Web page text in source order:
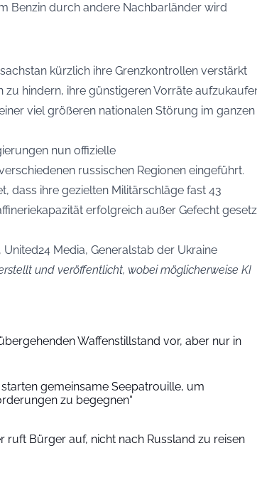
Benzin durch andere Nachbarländer wird
kürzlich ihre Grenzkontrollen verstärkt
hindern, ihre günstigeren Vorräte
viel größeren nationalen Störung im ganzen
nun offizielle
russischen Regionen eingeführt.
dass ihre gezielten Militärschläge fast 43
erfolgreich außer Gefecht
Media, Generalstab der Ukraine
und veröffentlicht, wobei möglicherweise KI
Waffenstillstand vor, aber nur in
gemeinsame Seepatrouille, um
zu begegnen“
ruft Bürger auf, nicht nach Russland zu reisen